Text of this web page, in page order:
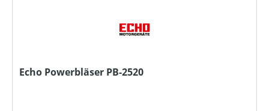
Echo Powerbläser PB-2520